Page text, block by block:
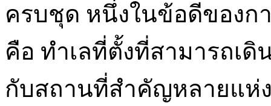
ครบชุด หนึ่งในข้อดีของก
คือ ทำเลที่ตั้งที่สามารถเดิ
กับสถานที่สำคัญหลายแห่